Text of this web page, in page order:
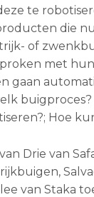
te
die
of
met
gaan
Hoe
Drie van
van Staka